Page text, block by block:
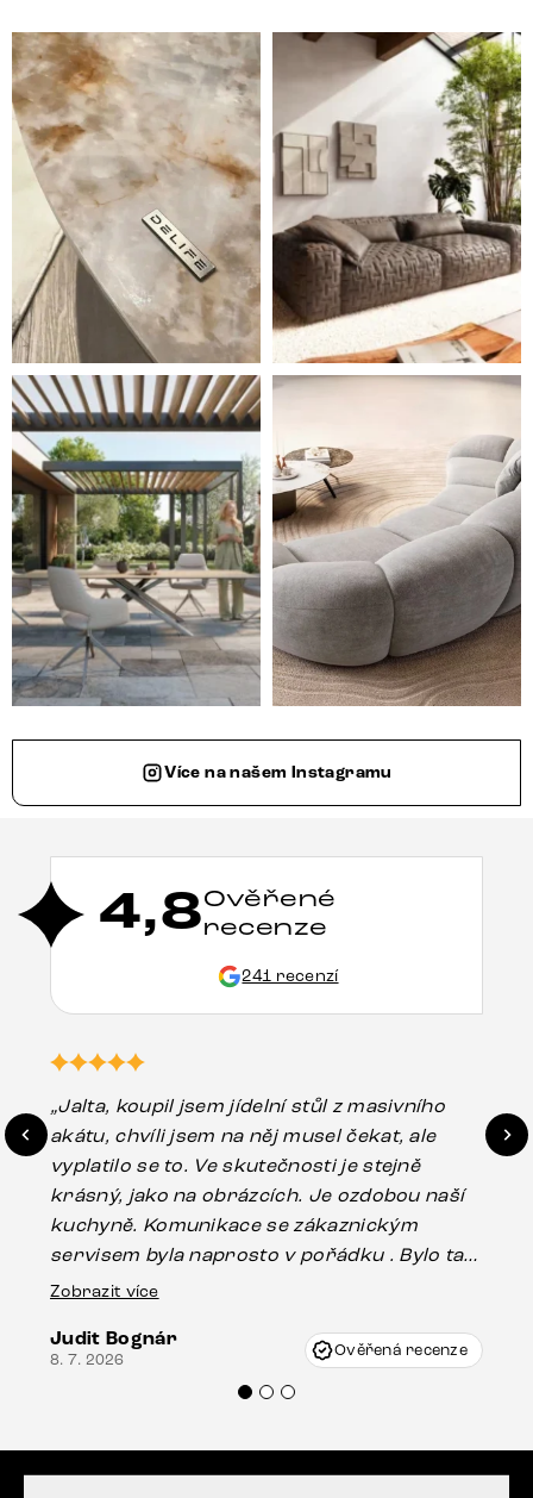
DELIFE – Nábytek, který promění dům v domov. Domo
Místo, kam se budeš těšit
Styl, odolnost a společné chvíle pod širým nebem.
Ne každá pohovka je jen
Více na našem Instagramu
4,8Ověřené
recenze
241 recenzí
„Jalta, koupil jsem jídelní stůl z masivního
akátu, chvíli jsem na něj musel čekat, ale
vyplatilo se to. Ve skutečnosti je stejně
krásný, jako na obrázcích. Je ozdobou naší
kuchyně. Komunikace se zákaznickým
servisem byla naprosto v pořádku . Bylo tam
drobné poškození u nohy stolu, které mohlo
Vincze mi velmi korektně vyšli vstříc.
Doporučuji produkty Delife všem.“
Zobrazit více
Judit Bognár
8. 7. 2026 Ověřená recenze